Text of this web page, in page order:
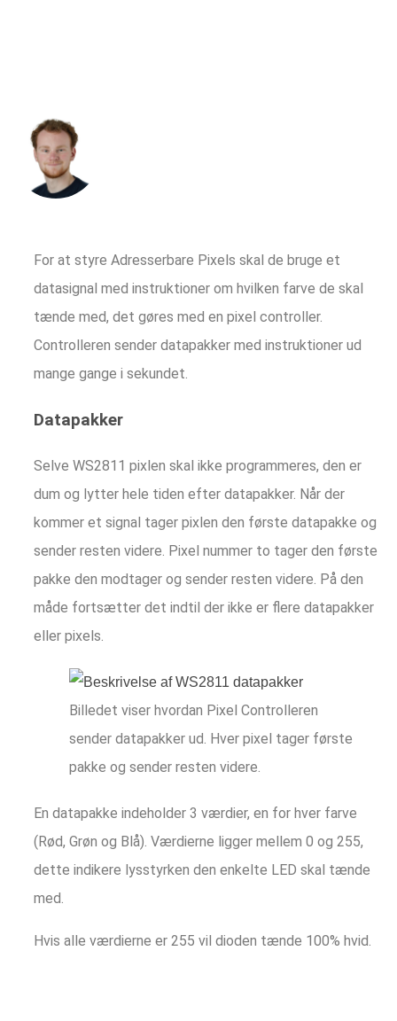
For at styre Adresserbare Pixels skal de bruge et
datasignal med instruktioner om hvilken farve de skal
tænde med, det gøres med en pixel controller.
Controlleren sender datapakker med instruktioner ud
mange gange i sekundet.
Datapakker
Selve WS2811 pixlen skal ikke programmeres, den er
dum og lytter hele tiden efter datapakker. Når der
kommer et signal tager pixlen den første datapakke og
sender resten videre. Pixel nummer to tager den første
pakke den modtager og sender resten videre. På den
måde fortsætter det indtil der ikke er flere datapakker
eller pixels.
Billedet viser hvordan Pixel Controlleren
sender datapakker ud. Hver pixel tager første
pakke og sender resten videre.
En datapakke indeholder 3 værdier, en for hver farve
(Rød, Grøn og Blå). Værdierne ligger mellem 0 og 255,
dette indikere lysstyrken den enkelte LED skal tænde
med.
Hvis alle værdierne er 255 vil dioden tænde 100% hvid.